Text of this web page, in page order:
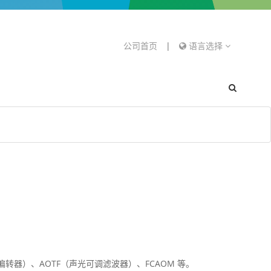
公司首页 | 语言选择
器）、AOTF（声光可调滤波器）、FCAOM 等。